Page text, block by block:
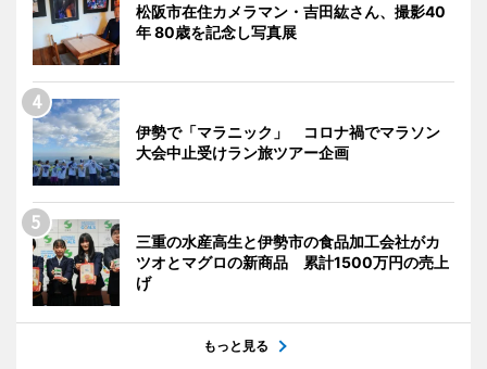
松阪市在住カメラマン・吉田紘さん、撮影40
年 80歳を記念し写真展
伊勢で「マラニック」 コロナ禍でマラソン
大会中止受けラン旅ツアー企画
三重の水産高生と伊勢市の食品加工会社がカ
ツオとマグロの新商品 累計1500万円の売上
げ
もっと見る